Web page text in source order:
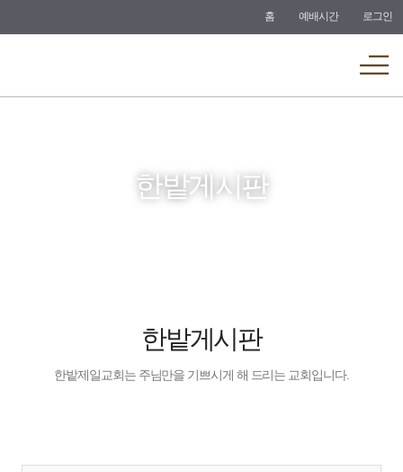
홈 예배시간 로그인
한밭게시판
한밭게시판
한밭제일교회는 주님만을 기쁘시게 해 드리는 교회입니다.